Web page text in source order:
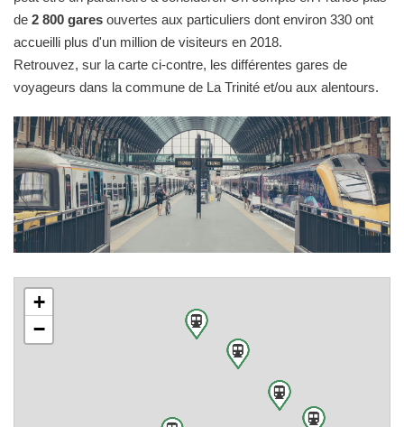
de 2 800 gares ouvertes aux particuliers dont environ 330 ont
accueilli plus d'un million de visiteurs en 2018.
Retrouvez, sur la carte ci-contre, les différentes gares de
voyageurs dans la commune de La Trinité et/ou aux alentours.
+
−